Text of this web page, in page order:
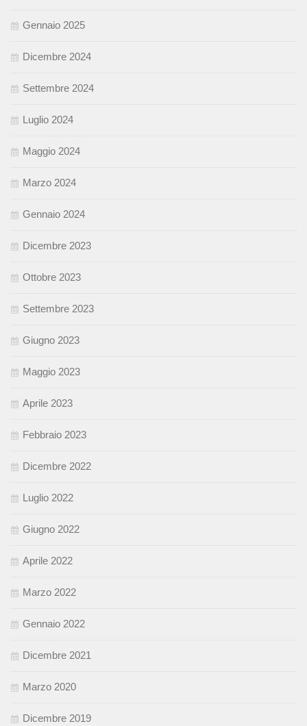
Gennaio 2025
Dicembre 2024
Settembre 2024
Luglio 2024
Maggio 2024
Marzo 2024
Gennaio 2024
Dicembre 2023
Ottobre 2023
Settembre 2023
Giugno 2023
Maggio 2023
Aprile 2023
Febbraio 2023
Dicembre 2022
Luglio 2022
Giugno 2022
Aprile 2022
Marzo 2022
Gennaio 2022
Dicembre 2021
Marzo 2020
Dicembre 2019